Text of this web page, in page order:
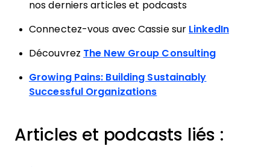
nos derniers articles et podcasts
Connectez-vous avec Cassie sur LinkedIn
Découvrez The New Group Consulting
Growing Pains: Building Sustainably
Successful Organizations
Articles et podcasts liés :